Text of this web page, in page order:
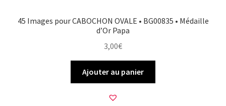
45 Images pour CABOCHON OVALE • BG00835 • Médaille
d’Or Papa
3,00€
Ajouter au panier